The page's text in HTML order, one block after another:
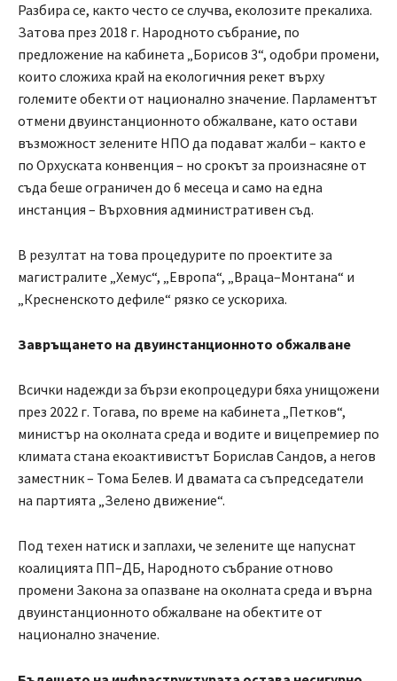
Разбира се, както често се случва, еколозите прекалиха.
Затова през 2018 г. Народното събрание, по
предложение на кабинета „Борисов 3“, одобри промени,
които сложиха край на екологичния рекет върху
големите обекти от национално значение. Парламентът
отмени двуинстанционното обжалване, като остави
възможност зелените НПО да подават жалби – както е
по Орхуската конвенция – но срокът за произнасяне от
съда беше ограничен до 6 месеца и само на една
инстанция – Върховния административен съд.
В резултат на това процедурите по проектите за
магистралите „Хемус“, „Европа“, „Враца–Монтана“ и
„Кресненското дефиле“ рязко се ускориха.
Завръщането на двуинстанционното обжалване
Всички надежди за бързи екопроцедури бяха унищожени
през 2022 г. Тогава, по време на кабинета „Петков“,
министър на околната среда и водите и вицепремиер по
климата стана екоактивистът Борислав Сандов, а негов
заместник – Тома Белев. И двамата са съпредседатели
на партията „Зелено движение“.
Под техен натиск и заплахи, че зелените ще напуснат
коалицията ПП–ДБ, Народното събрание отново
промени Закона за опазване на околната среда и върна
двуинстанционното обжалване на обектите от
национално значение.